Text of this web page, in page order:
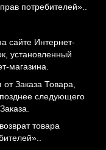
потребителей»..
сайте Интернет-
установленный
магазина.
Заказа Товара,
следующего
товара